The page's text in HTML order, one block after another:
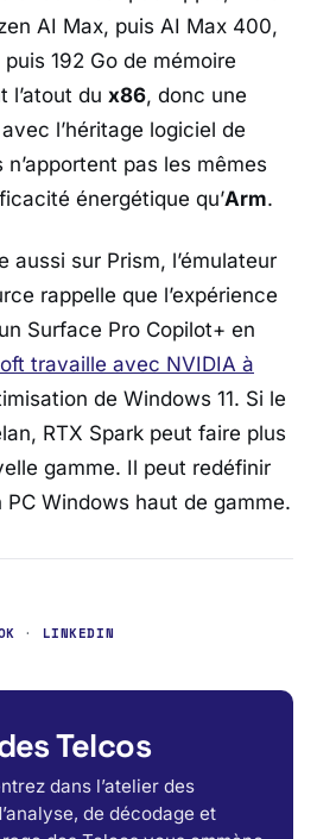
AI Max, puis AI Max 400,
puis 192 Go de mémoire
l’atout du x86, donc une
l’héritage logiciel de
n’apportent pas les mêmes
énergétique qu’Arm.
aussi sur Prism, l’émulateur
rappelle que l’expérience
Surface Pro Copilot+ en
travaille avec NVIDIA à
de Windows 11. Si le
RTX Spark peut faire plus
gamme. Il peut redéfinir
PC Windows haut de gamme.
· LINKEDIN
Telcos
dans l’atelier des
de décodage et